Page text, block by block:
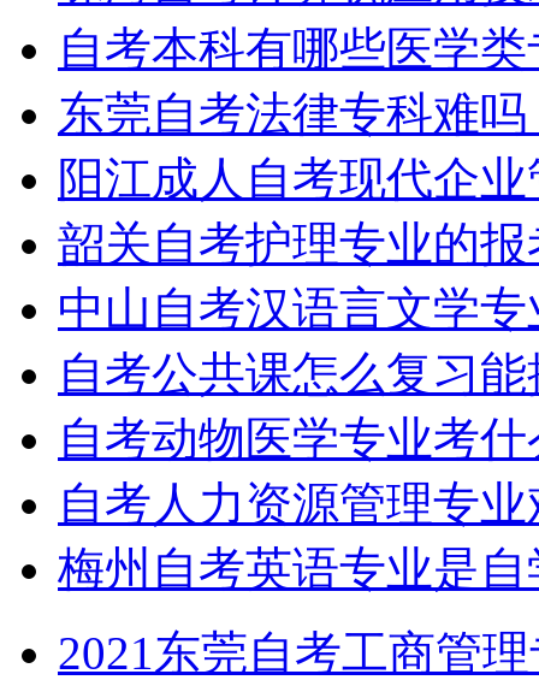
自考本科有哪些医学
东莞自考法律专科难吗
阳江成人自考现代企
韶关自考护理专业的
中山自考汉语言文学
自考公共课怎么复习
自考动物医学专业考
自考人力资源管理专
梅州自考英语专业是
2021东莞自考工商管